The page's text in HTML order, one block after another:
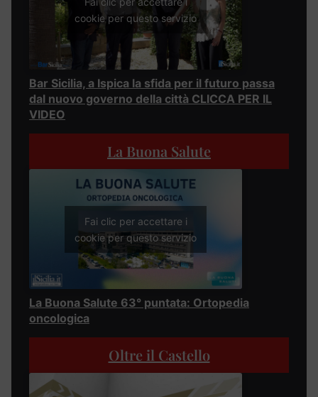
cookie per questo servizio
Bar Sicilia, a Ispica la sfida per il futuro passa
dal nuovo governo della città CLICCA PER IL
VIDEO
La Buona Salute
Fai clic per accettare i
cookie per questo servizio
La Buona Salute 63° puntata: Ortopedia
oncologica
Oltre il Castello